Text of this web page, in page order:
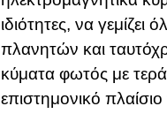
ιδιότητες, να
πλανητών και
κύματα φωτός με
επιστημονικό